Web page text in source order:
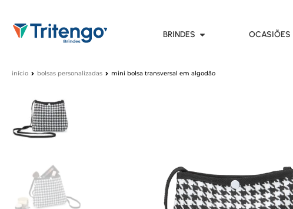
BRINDES OCASIÕES
início bolsas personalizadas mini bolsa transversal em algodão